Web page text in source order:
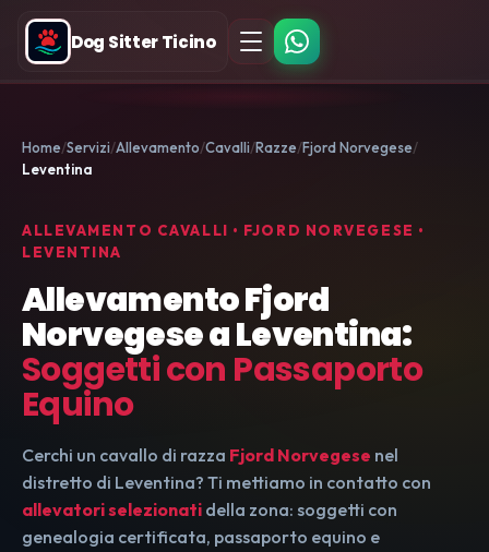
Dog Sitter Ticino
Home Servizi Allevamento Cavalli Razze Fjord Norvegese
Leventina
ALLEVAMENTO CAVALLI • FJORD NORVEGESE •
LEVENTINA
Allevamento Fjord
Norvegese a Leventina:
Soggetti con Passaporto
Equino
Cerchi un cavallo di razza Fjord Norvegese nel
distretto di Leventina? Ti mettiamo in contatto con
allevatori selezionati della zona: soggetti con
genealogia certificata, passaporto equino e